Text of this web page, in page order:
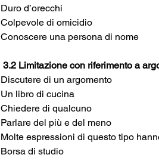
Duro d’orecchi
Colpevole di omicidio
Conoscere una persona di nome
3.2 Limitazione con riferimento a
Discutere di un argomento
Un libro di cucina
Chiedere di qualcuno
Parlare del più e del meno
Molte espressioni di questo tipo
Borsa di studio